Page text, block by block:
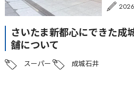
さいたま新都心にできた成
舗について
スーパー 成城石井